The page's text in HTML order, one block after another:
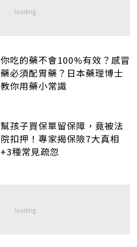
你吃的藥不會100%有效？感冒
藥必須配胃藥？日本藥理博士
教你用藥小常識
幫孩子買保單留保障，竟被法
院扣押！專家揭保險7大真相
+3種常見疏忽